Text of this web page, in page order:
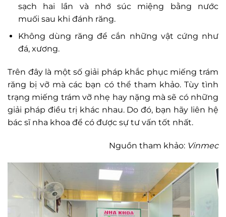
sạch hai lần và nhớ súc miệng bằng nước
muối sau khi đánh răng.
Không dùng răng để cắn những vật cứng như
đá, xương.
Trên đây là một số giải pháp khắc phục miếng trám
răng bị vỡ mà các bạn có thể tham khảo. Tùy tình
trạng miếng trám vỡ nhẹ hay nặng mà sẽ có những
giải pháp điều trị khác nhau. Do đó, bạn hãy liên hệ
bác sĩ nha khoa để có được sự tư vấn tốt nhất.
Nguồn tham khảo: Vinmec